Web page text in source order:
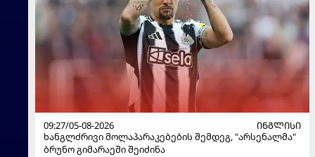
09:27/05-08-2026
ᲘᲜᲒᲚᲘᲡᲘ
ხანგლძრივი მოლაპარაკებების შემდეგ, "არსენალმა"
ბრუნო გიმარაეში შეიძინა